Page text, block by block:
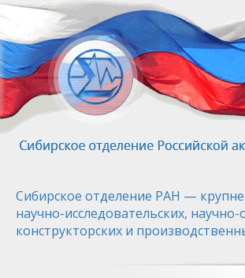
Перейти
основному
содержанию
Сибирское отделение РАН —
научно-исследовательских,
конструкторских и